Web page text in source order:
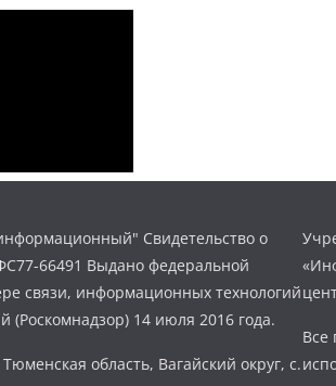
Свидетельство о
66491 Выдано федеральной
связи, информационных технологий
(Роскомнадзор) 14 июля 2016 года.
область, Вагайский округ, с.